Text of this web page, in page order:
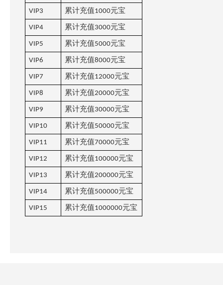
VIP3 累计充值1000元宝
VIP4 累计充值3000元宝
VIP5 累计充值5000元宝
VIP6 累计充值8000元宝
VIP7 累计充值12000元宝
VIP8 累计充值20000元宝
VIP9 累计充值30000元宝
VIP10 累计充值50000元宝
VIP11 累计充值70000元宝
VIP12 累计充值100000元宝
VIP13 累计充值200000元宝
VIP14 累计充值500000元宝
VIP15 累计充值1000000元宝